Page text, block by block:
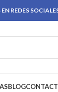
REDES
BLOG